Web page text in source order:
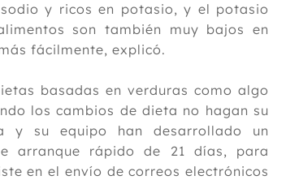
y ricos en potasio, y el potasio
son también muy bajos en
fácilmente, explicó.
basadas en verduras como algo
los cambios de dieta no hagan su
y su equipo han desarrollado un
arranque rápido de 21 días, para
en el envío de correos electrónicos